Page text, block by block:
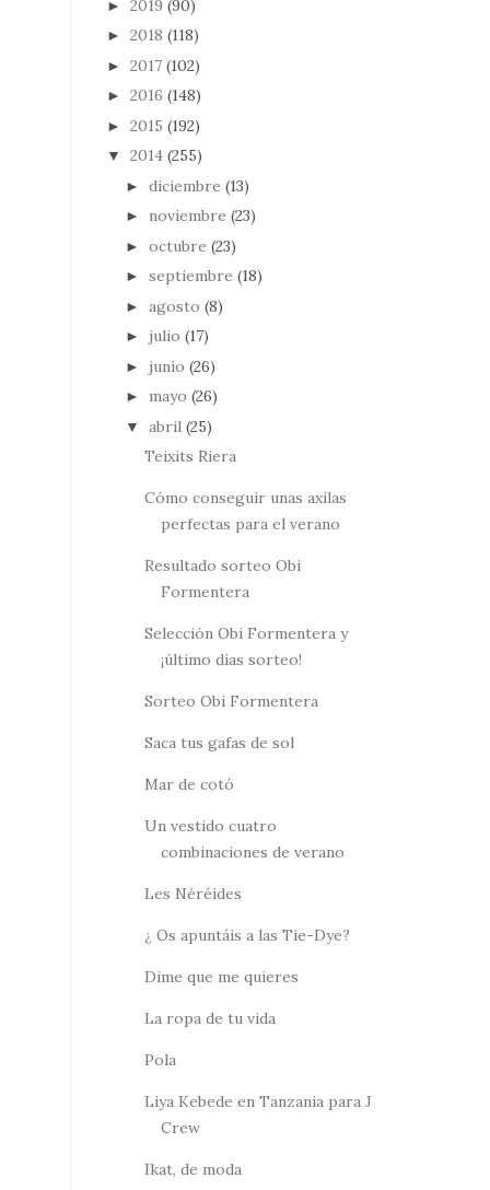
► 2019 (90)
► 2018 (118)
► 2017 (102)
► 2016 (148)
► 2015 (192)
▼ 2014 (255)
► diciembre (13)
► noviembre (23)
► octubre (23)
► septiembre (18)
► agosto (8)
► julio (17)
► junio (26)
► mayo (26)
▼ abril (25)
Teixits Riera
Cómo conseguir unas axilas
perfectas para el verano
Resultado sorteo Obi
Formentera
Selección Obi Formentera y
¡último días sorteo!
Sorteo Obi Formentera
Saca tus gafas de sol
Mar de cotó
Un vestido cuatro
combinaciones de verano
Les Néréides
¿ Os apuntáis a las Tie-Dye?
Dime que me quieres
La ropa de tu vida
Pola
Liya Kebede en Tanzania para J
Crew
Ikat, de moda